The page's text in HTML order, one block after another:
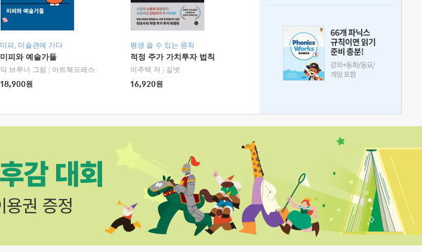
미피, 미술관에 가다
미피와 예술가들
딕 브루너 그림
아트북프레스
18,900원
평생 쓸 수 있는 원칙
적정 주가 가치투자 법칙
이주택 저
길벗
16,920원